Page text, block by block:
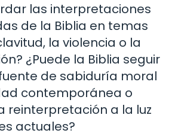
las interpretaciones
de la Biblia en temas
la violencia o la
¿Puede la Biblia seguir
de sabiduría moral
contemporánea o
reinterpretación a la luz
actuales?